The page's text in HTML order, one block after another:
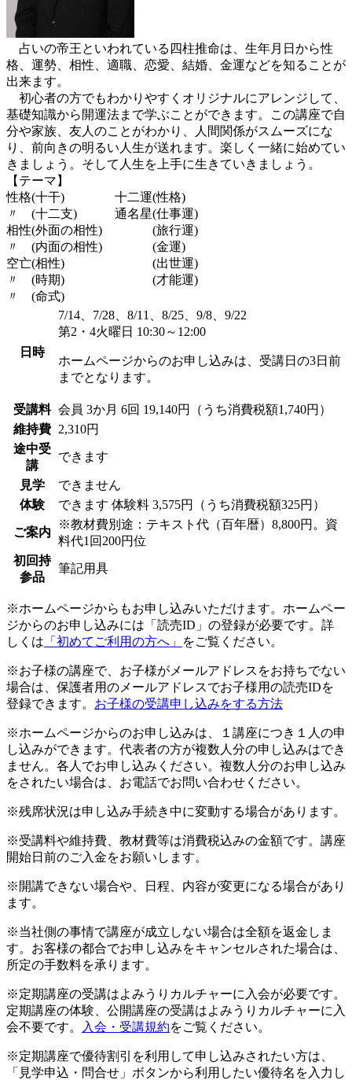
占いの帝王といわれている四柱推命は、生年月日から性
格、運勢、相性、適職、恋愛、結婚、金運などを知ることが
出来ます。
初心者の方でもわかりやすくオリジナルにアレンジして、
基礎知識から開運法まで学ぶことができます。この講座で自
分や家族、友人のことがわかり、人間関係がスムーズにな
り、前向きの明るい人生が送れます。楽しく一緒に始めてい
きましょう。そして人生を上手に生きていきましょう。
【テーマ】
性格(十干) 十二運(性格)
〃 (十二支) 通名星(仕事運)
相性(外面の相性) (旅行運)
〃 (内面の相性) (金運)
空亡(相性) (出世運)
〃 (時期) (才能運)
〃 (命式)
日時
7/14、7/28、8/11、8/25、9/8、9/22
第2・4火曜日 10:30～12:00
ホームページからのお申し込みは、受講日の3日前
までとなります。
受講料 会員 3か月 6回 19,140円（うち消費税額1,740円）
維持費
2,310円
途中受
講
できます
見学
できません
体験
できます 体験料 3,575円（うち消費税額325円）
ご案内
※教材費別途：テキスト代（百年暦）8,800円。資
料代1回200円位
初回持
参品
筆記用具
※ホームページからもお申し込みいただけます。ホームペー
ジからのお申し込みには「読売ID」の登録が必要です。詳
しくは 「初めてご利用の方へ」 をご覧ください。
※お子様の講座で、お子様がメールアドレスをお持ちでない
場合は、保護者用のメールアドレスでお子様用の読売IDを
登録できます。 お子様の受講申し込みをする方法
※ホームページからのお申し込みは、１講座につき１人の申
し込みができます。代表者の方が複数人分の申し込みはでき
ません。各人でお申し込みください。複数人分のお申し込み
をされたい場合は、お電話でお問い合わせください。
※残席状況は申し込み手続き中に変動する場合があります。
※受講料や維持費、教材費等は消費税込みの金額です。講座
開始日前のご入金をお願いします。
※開講できない場合や、日程、内容が変更になる場合があり
ます。
※当社側の事情で講座が成立しない場合は全額を返金しま
す。お客様の都合でお申し込みをキャンセルされた場合は、
所定の手数料を承ります。
※定期講座の受講はよみうりカルチャーに入会が必要です。
定期講座の体験、公開講座の受講はよみうりカルチャーに入
会不要です。
入会・受講規約をご覧ください。
※定期講座で優待割引を利用して申し込みされたい方は、
「見学申込・問合せ」ボタンから利用したい優待名を入力し